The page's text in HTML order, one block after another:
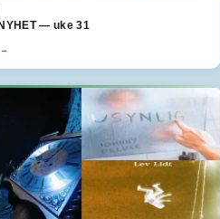
— uke 31